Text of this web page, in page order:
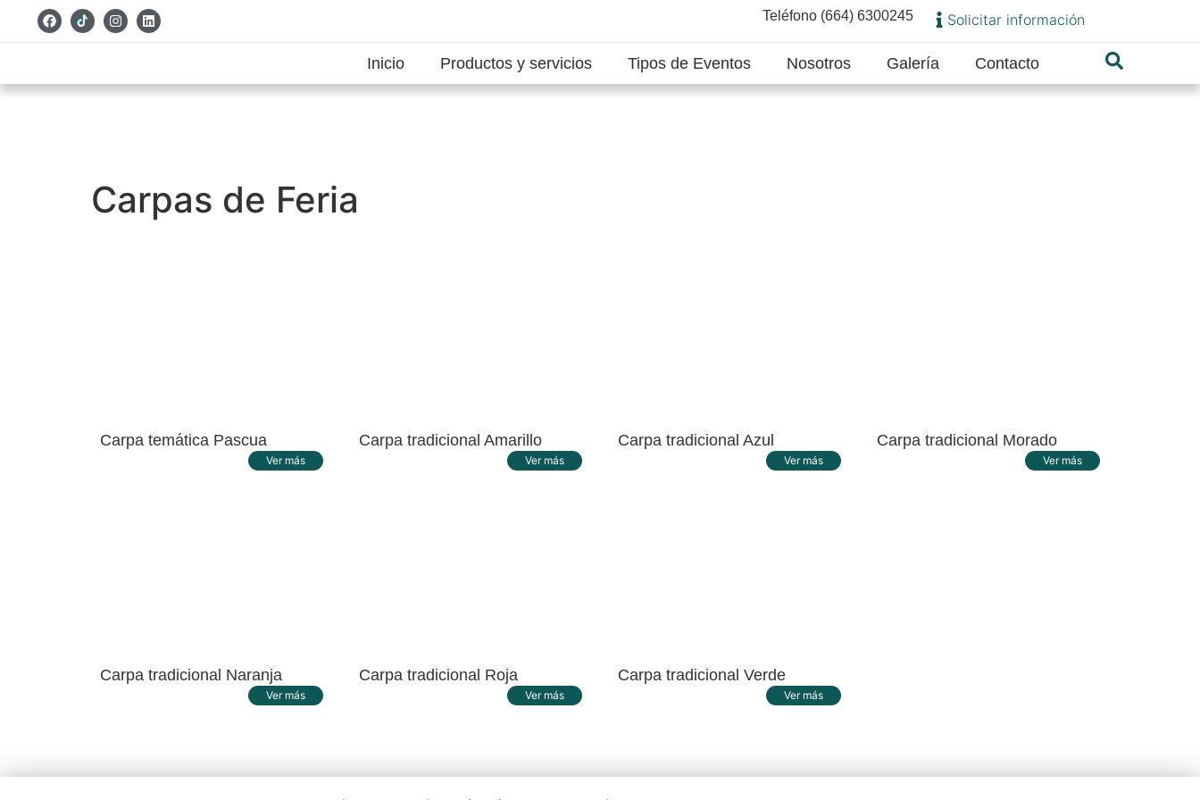
Teléfono (664) 6300245 Solicitar información
Inicio Productos y servicios Tipos de Eventos Nosotros Galería Contacto
Carpas de Feria
Carpa temática Pascua
Ver más
Carpa tradicional Amarillo
Ver más
Carpa tradicional Azul
Ver más
Carpa tradicional Morado
Ver más
Carpa tradicional Naranja
Ver más
Carpa tradicional Roja
Ver más
Carpa tradicional Verde
Ver más